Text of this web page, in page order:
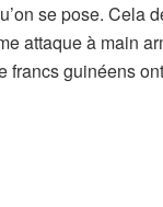
se pose.
attaque à main
guinéens